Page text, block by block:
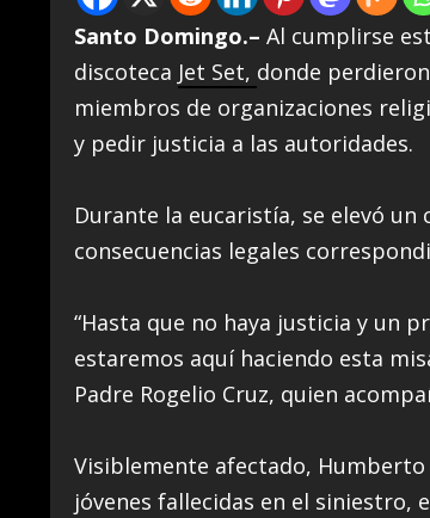
Santo Domingo.– Al cumplirse
discoteca Jet Set, donde
miembros de organizaciones
y pedir justicia a las autoridades.
Durante la eucaristía, se elevó
consecuencias legales
“Hasta que no haya justicia y un
estaremos aquí haciendo esta
Padre Rogelio Cruz, quien
Visiblemente afectado, Humberto
jóvenes fallecidas en el siniestro,